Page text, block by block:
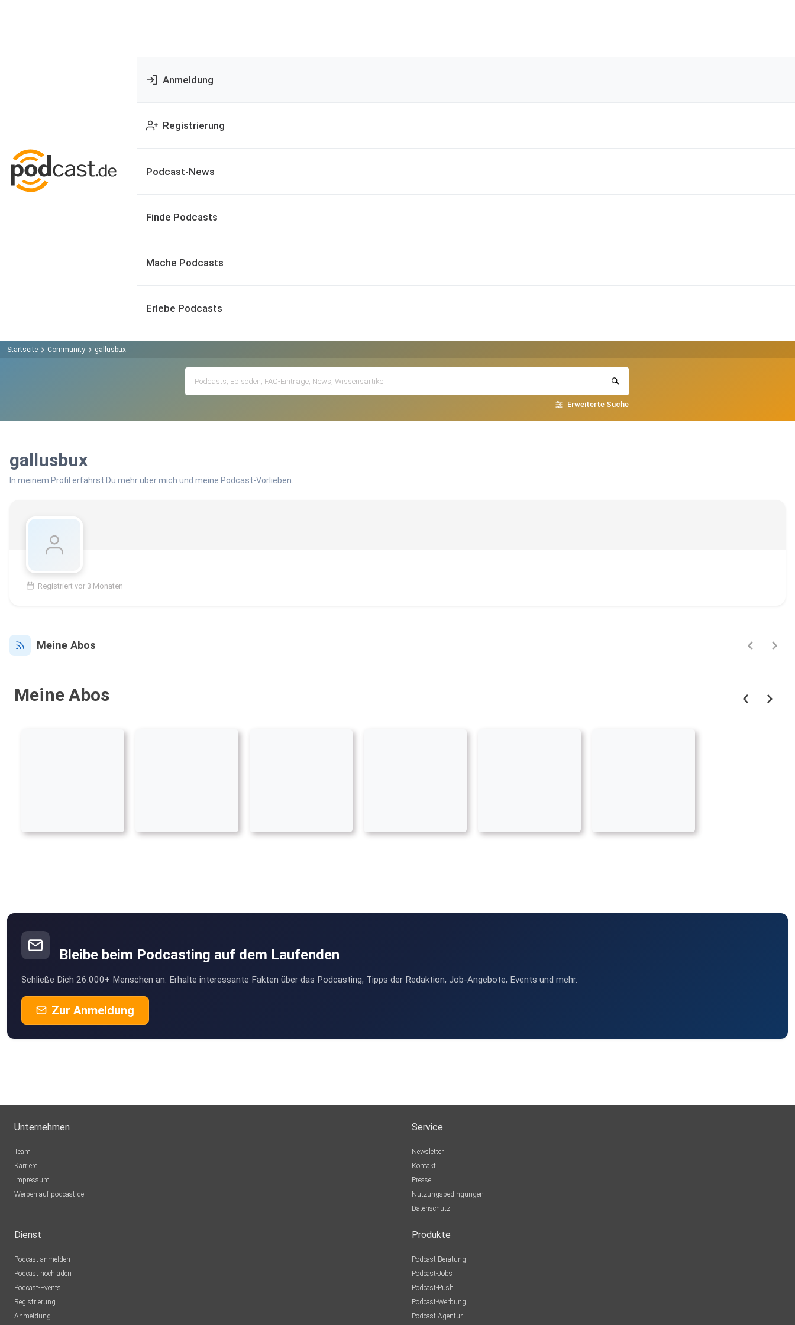
Anmeldung
Registrierung
Podcast-News
Finde Podcasts
Mache Podcasts
Erlebe Podcasts
Startseite Community gallusbux
Erweiterte Suche
gallusbux
In meinem Profil erfährst Du mehr über mich und meine Podcast-Vorlieben.
Registriert vor 3 Monaten
Meine Abos
Meine Abos
Bleibe beim Podcasting auf dem Laufenden
Schließe Dich 26.000+ Menschen an. Erhalte interessante Fakten über das Podcasting, Tipps der Redaktion, Job-Angebote, Events und mehr.
Zur Anmeldung
Unternehmen
Team
Karriere
Impressum
Werben auf podcast.de
Service
Newsletter
Kontakt
Presse
Nutzungsbedingungen
Datenschutz
Dienst
Podcast anmelden
Podcast hochladen
Podcast-Events
Registrierung
Anmeldung
Produkte
Podcast-Beratung
Podcast-Jobs
Podcast-Push
Podcast-Werbung
Podcast-Agentur